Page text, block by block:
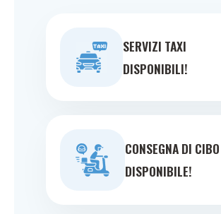
SERVIZI TAXI
DISPONIBILI!
CONSEGNA DI CIBO
DISPONIBILE!